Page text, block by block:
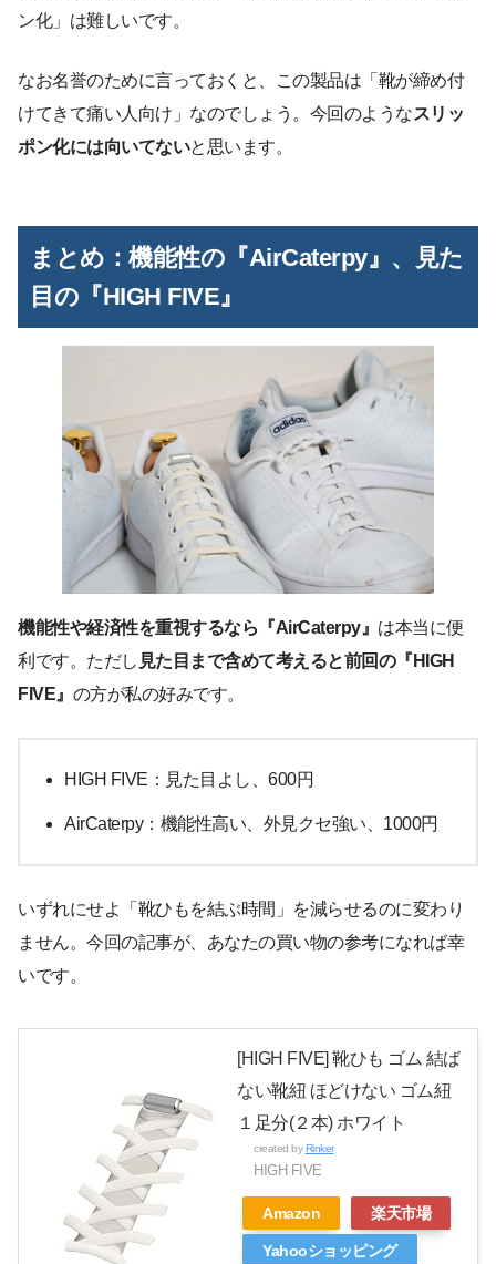
ン化」は難しいです。
なお名誉のために言っておくと、この製品は「靴が締め付
けてきて痛い人向け」なのでしょう。今回のようなスリッ
ポン化には向いてないと思います。
まとめ：機能性の『AirCaterpy』、見た
目の『HIGH FIVE』
機能性や経済性を重視するなら『AirCaterpy』 は本当に便
利です。ただし 見た目まで含めて考えると前回の『HIGH
FIVE』 の方が私の好みです。
HIGH FIVE：見た目よし、600円
AirCaterpy：機能性高い、外見クセ強い、1000円
いずれにせよ「靴ひもを結ぶ時間」を減らせるのに変わり
ません。今回の記事が、あなたの買い物の参考になれば幸
いです。
[HIGH FIVE] 靴ひも ゴム 結ば
ない靴紐 ほどけない ゴム紐
１足分(２本) ホワイト
created byRinker
HIGH FIVE
Amazon 楽天市場
Yahooショッピング